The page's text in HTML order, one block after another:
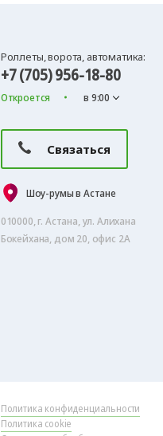
Роллеты, ворота, автоматика:
+7 (705) 956-18-80
Откроется в 9:00
Связаться
Шоу-румы в Астане
010000, г. Астана, ул. Алихана
Бокейхана, дом 20, офис 2А
Политика конфиденциальности
Политика cookie